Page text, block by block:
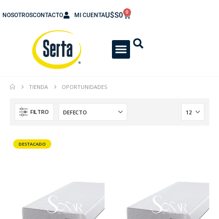
NOSOTROSCONTACTO MI CUENTAU$S0 0
TIENDA OPORTUNIDADES
FILTRO
DESTACADO
0out of 5
U$S618U$S 536 0out of 5
U$S618U$S 536